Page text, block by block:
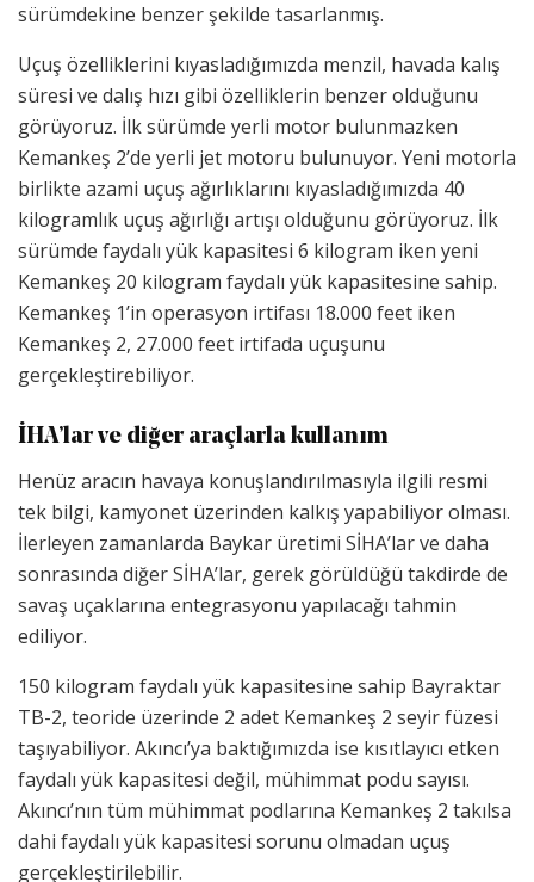
sürümdekine benzer şekilde tasarlanmış.
Uçuş özelliklerini kıyasladığımızda menzil, havada kalış
süresi ve dalış hızı gibi özelliklerin benzer olduğunu
görüyoruz. İlk sürümde yerli motor bulunmazken
Kemankeş 2’de yerli jet motoru bulunuyor. Yeni motorla
birlikte azami uçuş ağırlıklarını kıyasladığımızda 40
kilogramlık uçuş ağırlığı artışı olduğunu görüyoruz. İlk
sürümde faydalı yük kapasitesi 6 kilogram iken yeni
Kemankeş 20 kilogram faydalı yük kapasitesine sahip.
Kemankeş 1’in operasyon irtifası 18.000 feet iken
Kemankeş 2, 27.000 feet irtifada uçuşunu
gerçekleştirebiliyor.
İHA’lar ve diğer araçlarla kullanım
Henüz aracın havaya konuşlandırılmasıyla ilgili resmi
tek bilgi, kamyonet üzerinden kalkış yapabiliyor olması.
İlerleyen zamanlarda Baykar üretimi SİHA’lar ve daha
sonrasında diğer SİHA’lar, gerek görüldüğü takdirde de
savaş uçaklarına entegrasyonu yapılacağı tahmin
ediliyor.
150 kilogram faydalı yük kapasitesine sahip Bayraktar
TB-2, teoride üzerinde 2 adet Kemankeş 2 seyir füzesi
taşıyabiliyor. Akıncı’ya baktığımızda ise kısıtlayıcı etken
faydalı yük kapasitesi değil, mühimmat podu sayısı.
Akıncı’nın tüm mühimmat podlarına Kemankeş 2 takılsa
dahi faydalı yük kapasitesi sorunu olmadan uçuş
gerçekleştirilebilir.